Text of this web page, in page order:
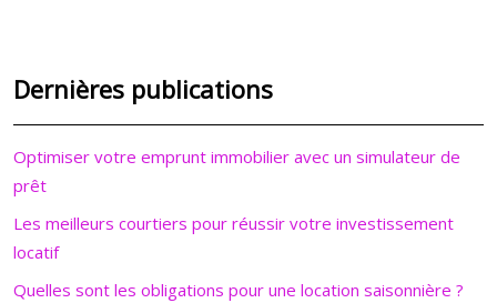
Dernières publications
Optimiser votre emprunt immobilier avec un simulateur de
prêt
Les meilleurs courtiers pour réussir votre investissement
locatif
Quelles sont les obligations pour une location saisonnière ?